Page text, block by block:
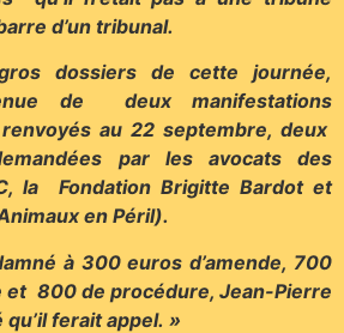
d’un tribunal.
dossiers de cette journée,
de deux manifestations
au 22 septembre, deux
par les avocats des
la Fondation Brigitte Bardot et
en Péril).
à 300 euros d’amende, 700
et 800 de procédure, Jean-Pierre
ferait appel. »